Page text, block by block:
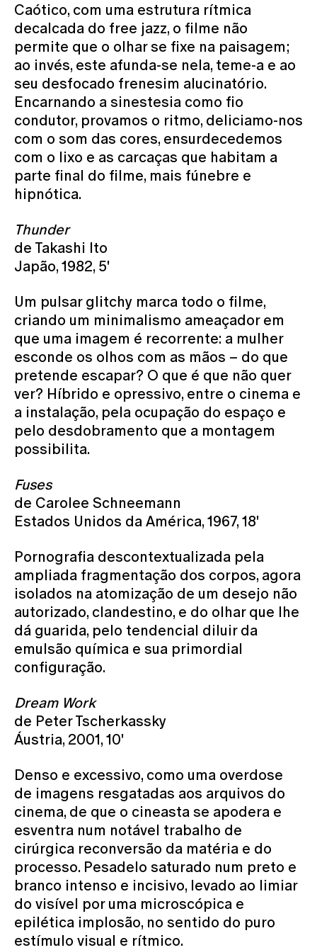
Caótico, com uma estrutura rítmica
decalcada do free jazz, o filme não
permite que o olhar se fixe na paisagem;
ao invés, este afunda-se nela, teme-a e ao
seu desfocado frenesim alucinatório.
Encarnando a sinestesia como fio
condutor, provamos o ritmo, deliciamo-nos
com o som das cores, ensurdecedemos
com o lixo e as carcaças que habitam a
parte final do filme, mais fúnebre e
hipnótica.
Thunder
de Takashi Ito
Japão, 1982, 5'
Um pulsar glitchy marca todo o filme,
criando um minimalismo ameaçador em
que uma imagem é recorrente: a mulher
esconde os olhos com as mãos – do que
pretende escapar? O que é que não quer
ver? Híbrido e opressivo, entre o cinema e
a instalação, pela ocupação do espaço e
pelo desdobramento que a montagem
possibilita.
Fuses
de Carolee Schneemann
Estados Unidos da América, 1967, 18'
Pornografia descontextualizada pela
ampliada fragmentação dos corpos, agora
isolados na atomização de um desejo não
autorizado, clandestino, e do olhar que lhe
dá guarida, pelo tendencial diluir da
emulsão química e sua primordial
configuração.
Dream Work
de Peter Tscherkassky
Áustria, 2001, 10'
Denso e excessivo, como uma overdose
de imagens resgatadas aos arquivos do
cinema, de que o cineasta se apodera e
esventra num notável trabalho de
cirúrgica reconversão da matéria e do
processo. Pesadelo saturado num preto e
branco intenso e incisivo, levado ao limiar
do visível por uma microscópica e
epilética implosão, no sentido do puro
estímulo visual e rítmico.